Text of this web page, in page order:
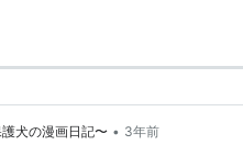
犬の漫画日記〜 • 3年前